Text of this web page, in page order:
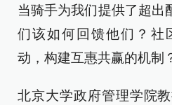
当骑手为我们提供了超出
们该如何回馈他们？社
动，构建互惠共赢的机制
北京大学政府管理学院